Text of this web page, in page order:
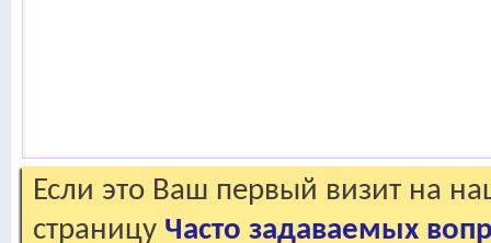
Если это Ваш первый визит на
страницу Часто задаваемых